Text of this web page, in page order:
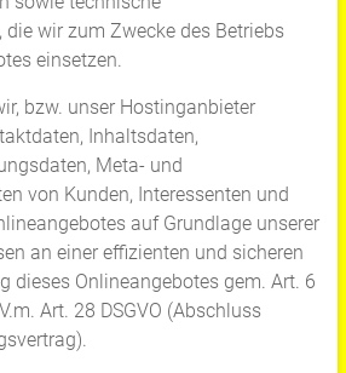
wir zum Zwecke des Betriebs
einsetzen.
bzw. unser Hostinganbieter
Inhaltsdaten,
Meta- und
von Kunden, Interessenten und
auf Grundlage unserer
an einer effizienten und sicheren
dieses Onlineangebotes gem. Art. 6
Art. 28 DSGVO (Abschluss